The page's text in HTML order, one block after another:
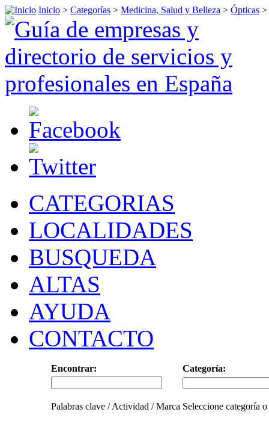
Inicio > Categorías > Medicina, Salud y Belleza > Ópticas >
CATEGORIAS
LOCALIDADES
BUSQUEDA
ALTAS
AYUDA
CONTACTO
Encontrar: Categoría:
Palabras clave / Actividad / Marca Seleccione categoría